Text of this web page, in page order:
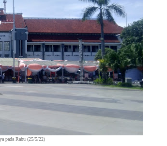
pada Rabu (25/5/22)